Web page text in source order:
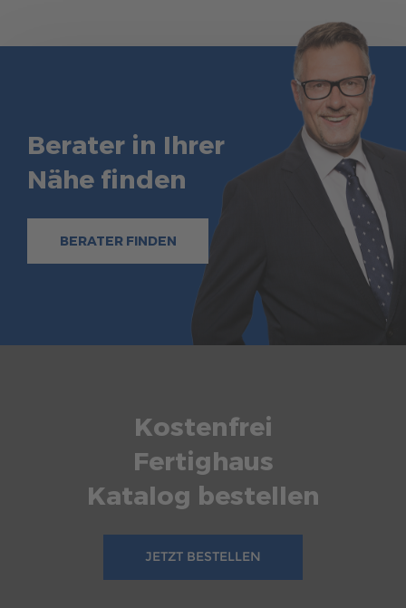
Berater in Ihrer
Nähe finden
BERATER FINDEN
Kostenfrei
Fertighaus
Katalog bestellen
JETZT BESTELLEN